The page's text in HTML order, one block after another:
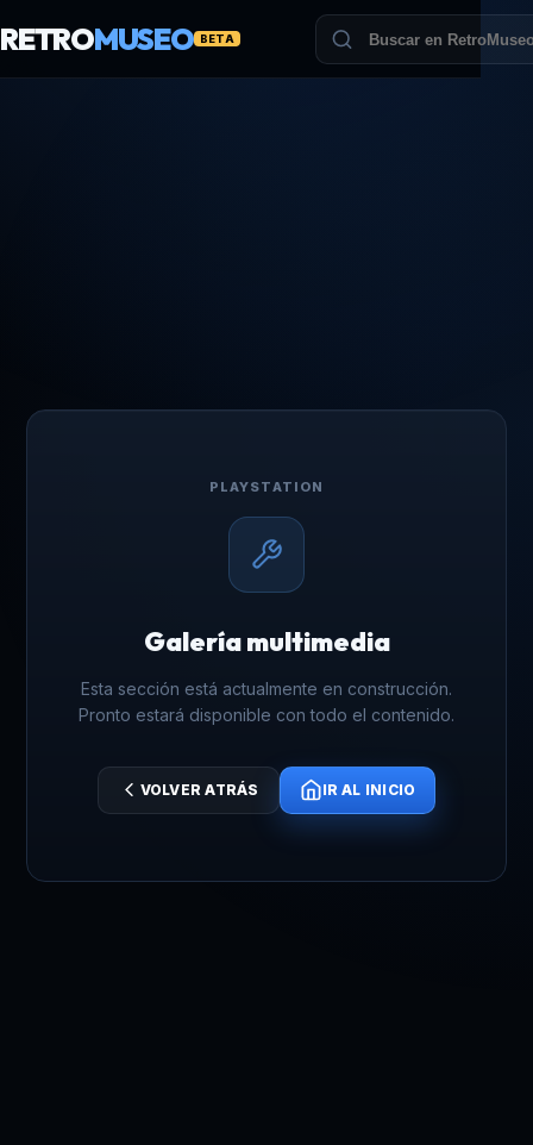
RETROMUSEO BETA
PLAYSTATION
Galería multimedia
Esta sección está actualmente en construcción.
Pronto estará disponible con todo el contenido.
VOLVER ATRÁS IR AL INICIO